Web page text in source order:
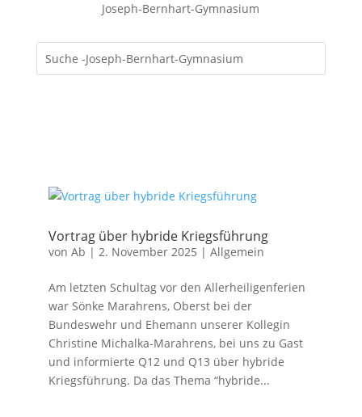
Joseph-Bernhart-Gymnasium
Vortrag über hybride Kriegsführung
von Ab | 2. November 2025 | Allgemein
Am letzten Schultag vor den Allerheiligenferien
war Sönke Marahrens, Oberst bei der
Bundeswehr und Ehemann unserer Kollegin
Christine Michalka-Marahrens, bei uns zu Gast
und informierte Q12 und Q13 über hybride
Kriegsführung. Da das Thema “hybride...